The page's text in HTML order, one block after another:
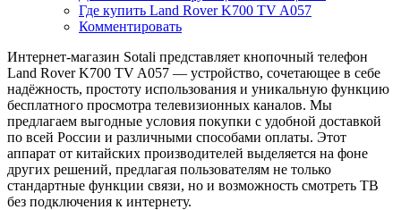
Где купить Land Rover K700 TV A057
Комментировать
Интернет-магазин Sotali представляет кнопочный телефон
Land Rover K700 TV A057 — устройство, сочетающее в себе
надёжность, простоту использования и уникальную функцию
бесплатного просмотра телевизионных каналов. Мы
предлагаем выгодные условия покупки с удобной доставкой
по всей России и различными способами оплаты. Этот
аппарат от китайских производителей выделяется на фоне
других решений, предлагая пользователям не только
стандартные функции связи, но и возможность смотреть ТВ
без подключения к интернету.